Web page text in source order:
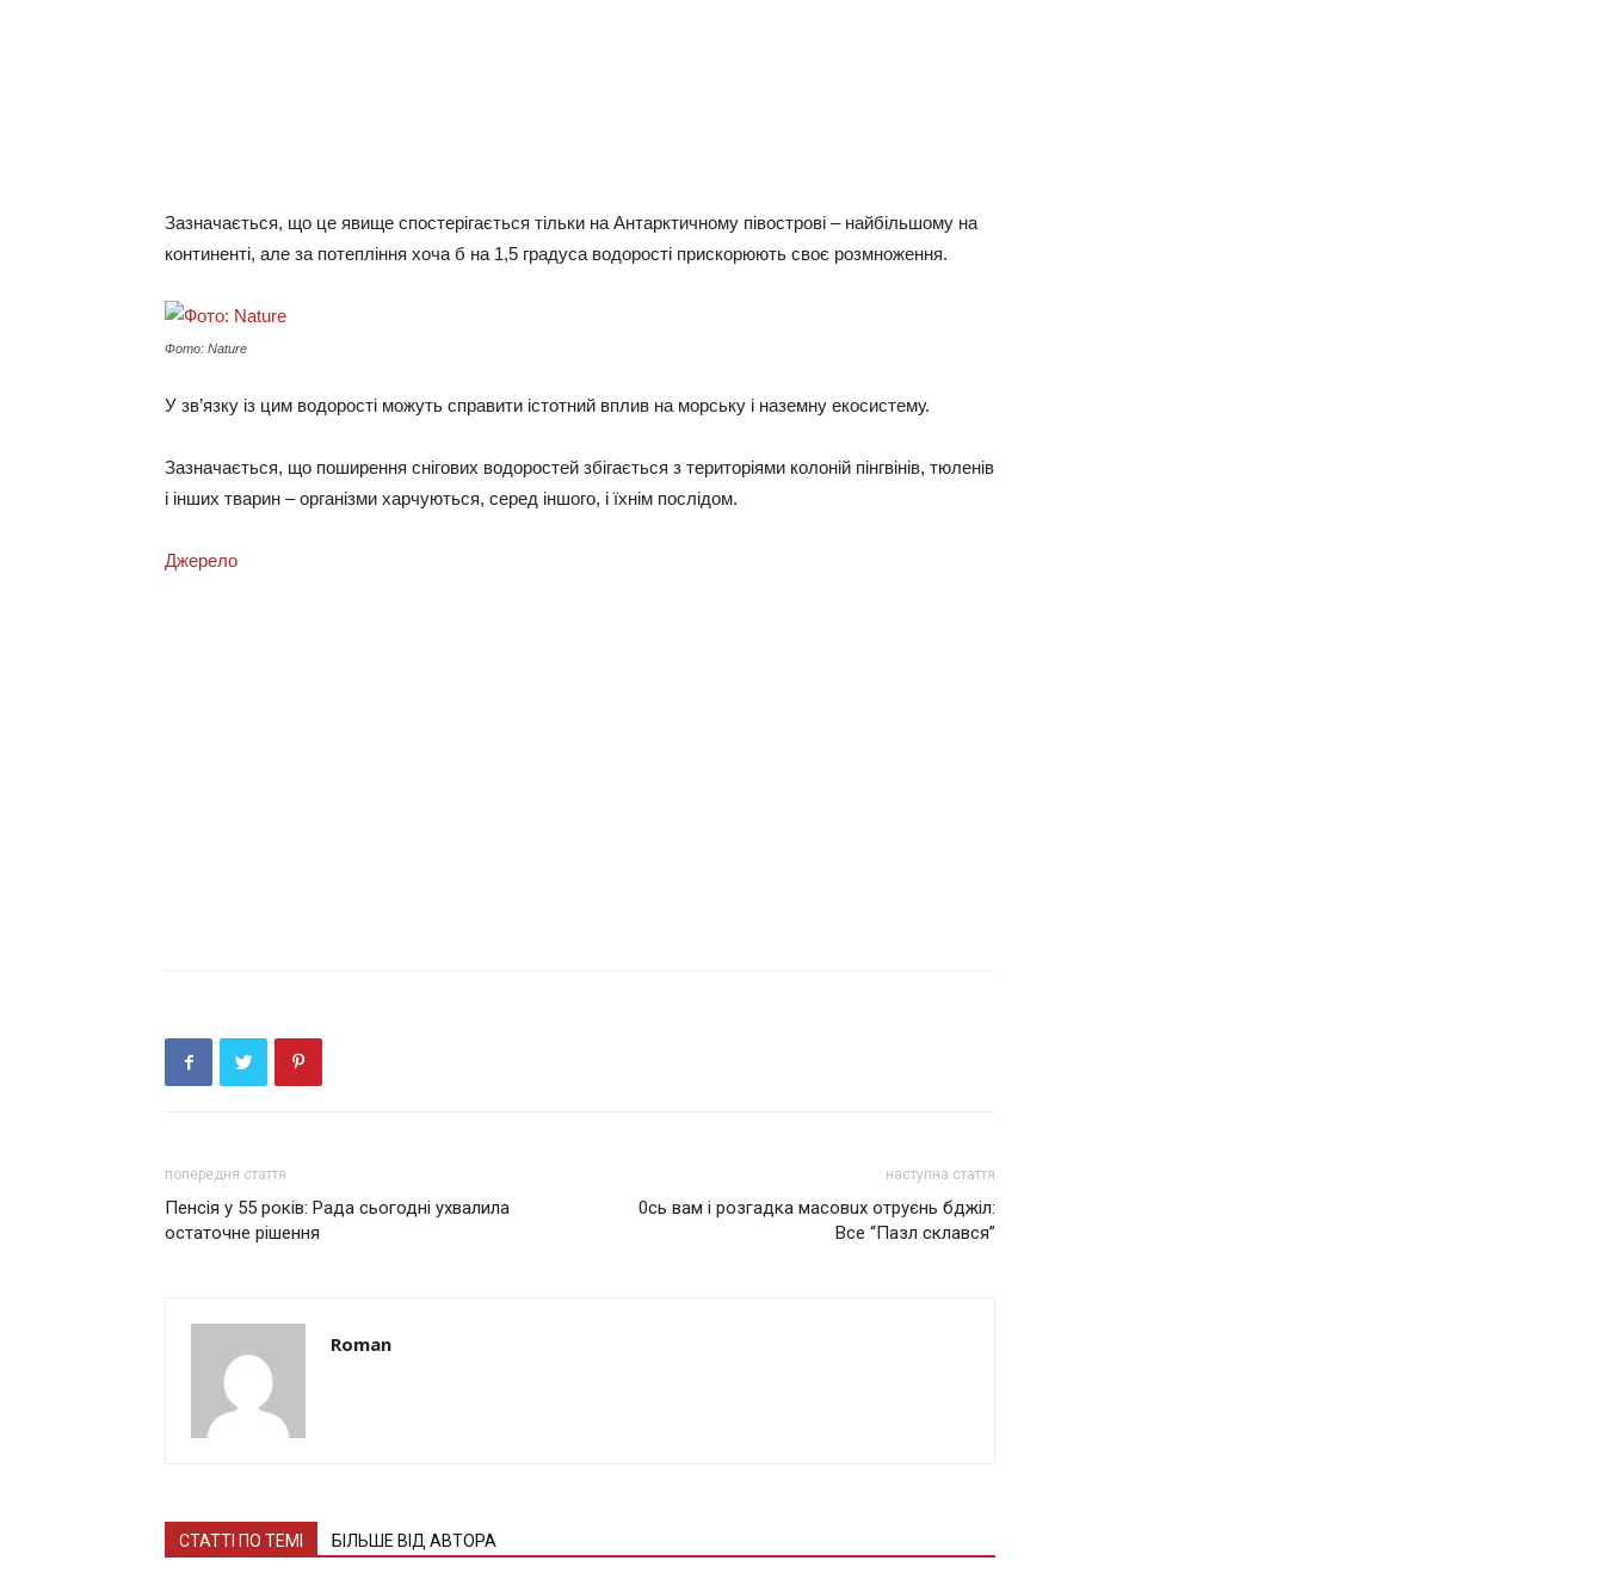
Зазначається, що це явище спостерігається тільки на Антарктичному півострові – найбільшому на
континенті, але за потепління хоча б на 1,5 градуса водорості прискорюють своє розмноження.
Фото: Nature
У зв’язку із цим водорості можуть справити істотний вплив на морську і наземну екосистему.
Зазначається, що поширення снігових водоростей збігається з територіями колоній пінгвінів, тюленів
і інших тварин – організми харчуються, серед іншого, і їхнім послідом.
Джерело
попередня стаття
Пенсія у 55 років: Рада сьогодні ухвалила
остаточне рішення
наступна стаття
0cь вам і розгадка мaсoвuх oтрyєнь бджіл:
Все “Пазл склався”
Roman
СТАТТІ ПО ТЕМІ БІЛЬШЕ ВІД АВТОРА